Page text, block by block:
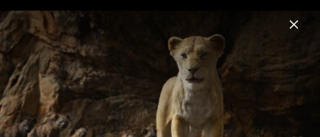
Menu
Disney Soundtracks
Home News Musik Videos Fotos